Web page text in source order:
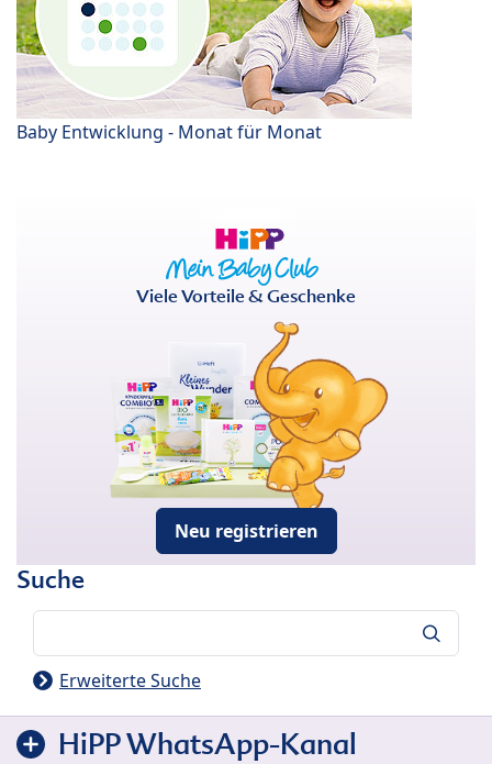
Baby Entwicklung - Monat für Monat
Viele Vorteile & Geschenke
Neu registrieren
Suche
Erweiterte Suche
HiPP WhatsApp-Kanal